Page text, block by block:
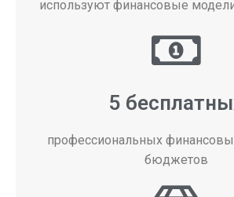
используют финансовые модели
5
профессиональных
бюджетов